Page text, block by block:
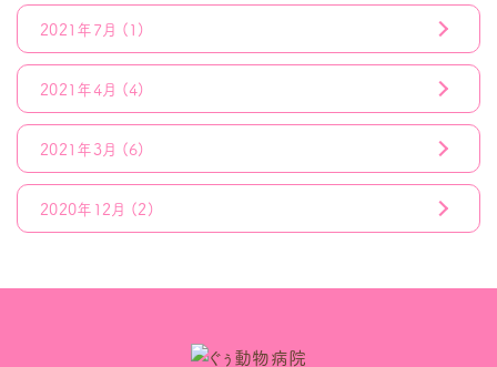
2021年7月 (1)
2021年4月 (4)
2021年3月 (6)
2020年12月 (2)